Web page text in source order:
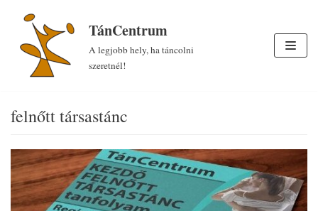
Skip
content
TánCentrum
A legjobb hely, ha táncolni
szeretnél!
felnőtt társastánc